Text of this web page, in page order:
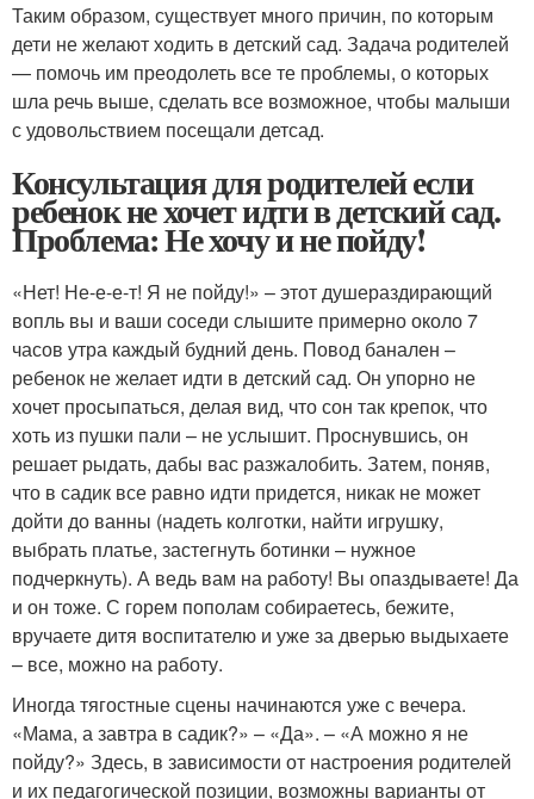
Таким образом, существует много причин, по которым
дети не желают ходить в детский сад. Задача родителей
— помочь им преодолеть все те проблемы, о которых
шла речь выше, сделать все возможное, чтобы малыши
с удовольствием посещали детсад.
Консультация для родителей если
ребенок не хочет идти в детский сад.
Проблема: Не хочу и не пойду!
«Нет! Не-е-е-т! Я не пойду!» – этот душераздирающий
вопль вы и ваши соседи слышите примерно около 7
часов утра каждый будний день. Повод банален –
ребенок не желает идти в детский сад. Он упорно не
хочет просыпаться, делая вид, что сон так крепок, что
хоть из пушки пали – не услышит. Проснувшись, он
решает рыдать, дабы вас разжалобить. Затем, поняв,
что в садик все равно идти придется, никак не может
дойти до ванны (надеть колготки, найти игрушку,
выбрать платье, застегнуть ботинки – нужное
подчеркнуть). А ведь вам на работу! Вы опаздываете! Да
и он тоже. С горем пополам собираетесь, бежите,
вручаете дитя воспитателю и уже за дверью выдыхаете
– все, можно на работу.
Иногда тягостные сцены начинаются уже с вечера.
«Мама, а завтра в садик?» – «Да». – «А можно я не
пойду?» Здесь, в зависимости от настроения родителей
и их педагогической позиции, возможны варианты от